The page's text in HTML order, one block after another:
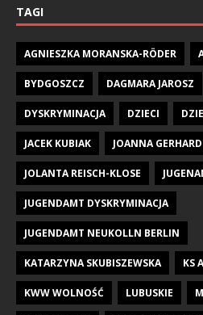
TAGI
AGNIESZKA MORANSKA-RÖDER
BYDGOSZCZ DAGMARA JAROSZ
DYSKRYMINACJA DZIECI
JACEK KUBIAK JOANNA
JOLANTA REISCH-KLOSE
JUGENDAMT DYSKRYMINACJA
JUGENDAMT NEUKOLLN BERLIN
KATARZYNA SKUBISZEWSKA KS
KWW WOLNOŚĆ LUBUSKIE